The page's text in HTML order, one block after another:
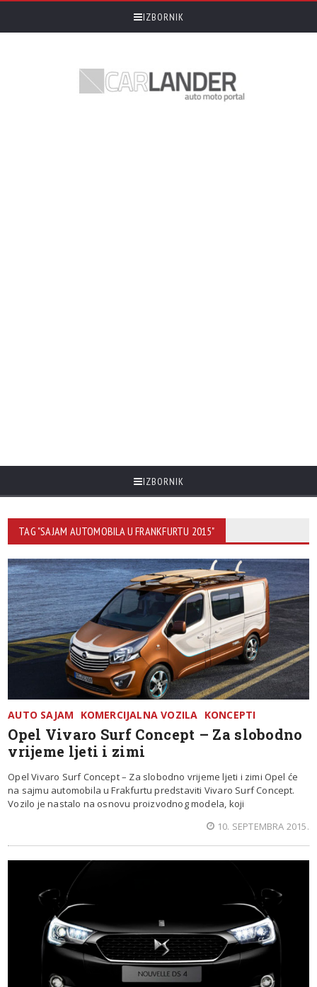
IZBORNIK
IZBORNIK
TAG "SAJAM AUTOMOBILA U FRANKFURTU 2015"
AUTO SAJAM KOMERCIJALNA VOZILA KONCEPTI
Opel Vivaro Surf Concept – Za slobodno
vrijeme ljeti i zimi
Opel Vivaro Surf Concept – Za slobodno vrijeme ljeti i zimi Opel će
na sajmu automobila u Frakfurtu predstaviti Vivaro Surf Concept.
Vozilo je nastalo na osnovu proizvodnog modela, koji
10. SEPTEMBRA 2015.